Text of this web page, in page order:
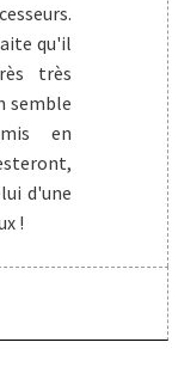
qu'il
très
semble
en
d'une
!